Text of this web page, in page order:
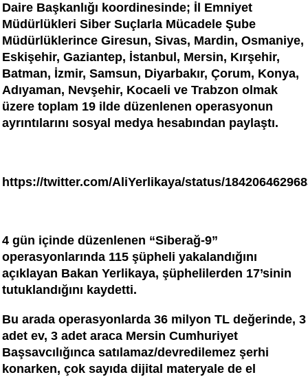
Daire Başkanlığı koordinesinde; İl Emniyet
Müdürlükleri Siber Suçlarla Mücadele Şube
Müdürlüklerince Giresun, Sivas, Mardin, Osmaniye,
Eskişehir, Gaziantep, İstanbul, Mersin, Kırşehir,
Batman, İzmir, Samsun, Diyarbakır, Çorum, Konya,
Adıyaman, Nevşehir, Kocaeli ve Trabzon olmak
üzere toplam 19 ilde düzenlenen operasyonun
ayrıntılarını sosyal medya hesabından paylaştı.
https://twitter.com/AliYerlikaya/status/
4 gün içinde düzenlenen “Siberağ-9”
operasyonlarında 115 şüpheli yakalandığını
açıklayan Bakan Yerlikaya, şüphelilerden 17’sinin
tutuklandığını kaydetti.
Bu arada operasyonlarda 36 milyon TL değerinde, 3
adet ev, 3 adet araca Mersin Cumhuriyet
Başsavcılığınca satılamaz/devredilemez şerhi
konarken, çok sayıda dijital materyale de el